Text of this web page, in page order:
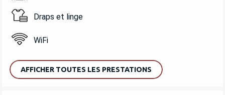
Draps et linge
WiFi
AFFICHER TOUTES LES PRESTATIONS